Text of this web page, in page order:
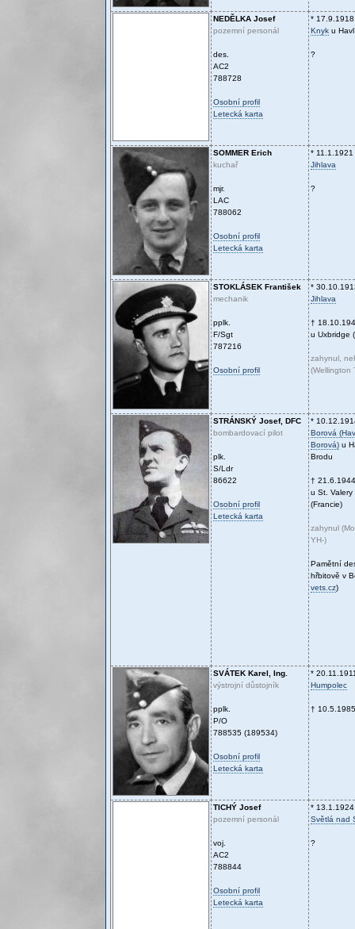
NEDĚLKA Josef
pozemní personál
des.
AC2
788728
Osobní profil
Letecká karta
* 17.9.1918
Knyk u
?
SOMMER Erich
kuchař
mjr.
LAC
788062
Osobní profil
Letecká karta
* 11.1.1921
Jihlava
?
STOKLÁSEK František
mechanik
pplk.
F/Sgt
787216
Osobní profil
*
Jihlava
†
u Uxbridge
zahynul,
(Wellington
STRÁNSKÝ Josef, DFC
bombardovací pilot
plk.
S/Ldr
86622
Osobní profil
Letecká karta
*
Borová
Borová) u
Brodu
† 21.6.1944
u St. Valery
(Francie)
zahynul
YH-)
Pamětní
hřbitově v
vets.cz)
SVÁTEK Karel, Ing.
výstrojní důstojník
pplk.
P/O
788535 (189534)
Osobní profil
Letecká karta
*
Humpolec
† 10.5.1985
TICHÝ Josef
pozemní personál
voj.
AC2
788844
Osobní profil
Letecká karta
* 13.1.1924
Světlá nad
?